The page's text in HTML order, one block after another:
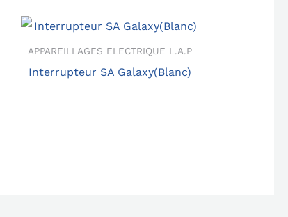
APPAREILLAGES ELECTRIQUE L.A.P
Interrupteur SA Galaxy(Blanc)